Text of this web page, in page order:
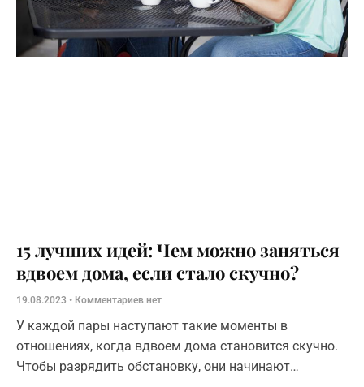
15 лучших идей: Чем можно заняться
вдвоем дома, если стало скучно?
19.08.2023 Комментариев нет
У каждой пары наступают такие моменты в
отношениях, когда вдвоем дома становится скучно.
Чтобы разрядить обстановку, они начинают